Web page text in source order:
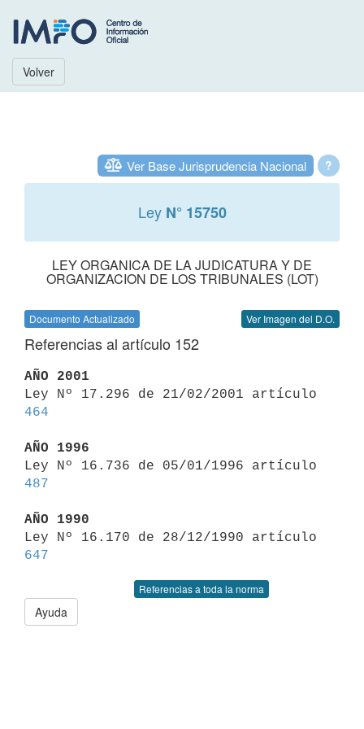
Volver
?
Ver Base Jurisprudencia Nacional
Ley N° 15750
LEY ORGANICA DE LA JUDICATURA Y DE
ORGANIZACION DE LOS TRIBUNALES (LOT)
Documento Actualizado Ver Imagen del D.O.
Referencias al artículo 152
AÑO 2001
464
AÑO 1996
487
AÑO 1990
647
Referencias a toda la norma
Ayuda